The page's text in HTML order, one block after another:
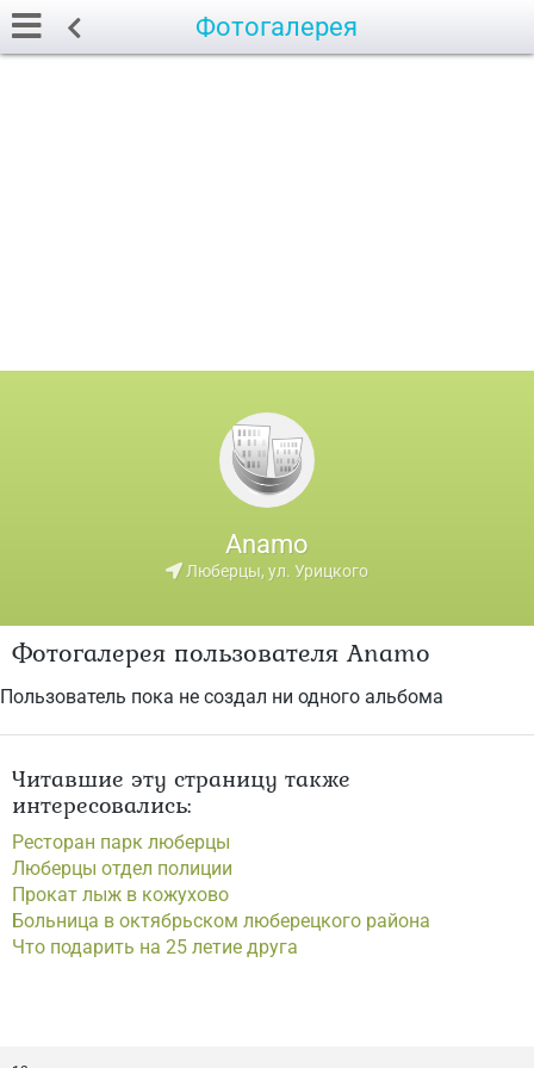
Фотогалерея
Anamo
Люберцы, ул. Урицкого
Фотогалерея пользователя Anamo
Пользователь пока не создал ни одного альбома
Читавшие эту страницу также
интересовались:
Ресторан парк люберцы
Люберцы отдел полиции
Прокат лыж в кожухово
Больница в октябрьском люберецкого района
Что подарить на 25 летие друга